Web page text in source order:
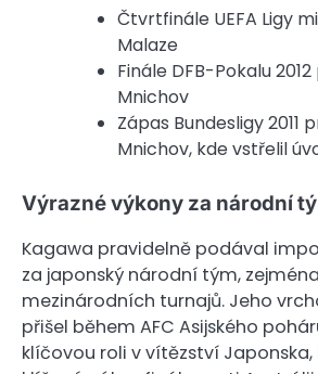
Čtvrtfinále UEFA Ligy
Malaze
Finále DFB-Pokalu
Mnichov
Zápas Bundesligy 2011
Mnichov, kde vstřelil
Výrazné výkony za národní
Kagawa pravidelně podával
za japonský národní tým,
mezinárodních turnajů. Jeho
přišel během AFC Asijského
klíčovou roli v vítězství Japonska,